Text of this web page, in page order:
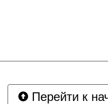
Перейти к